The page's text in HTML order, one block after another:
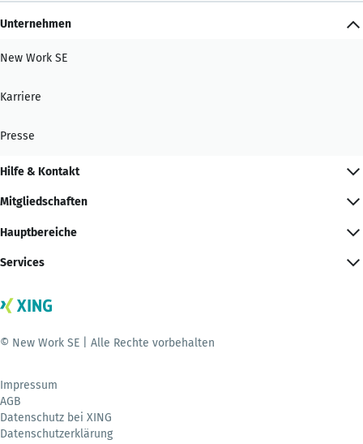
Unternehmen
New Work SE
Karriere
Presse
Hilfe & Kontakt
Mitgliedschaften
Hauptbereiche
Services
© New Work SE | Alle Rechte vorbehalten
Impressum
AGB
Datenschutz bei XING
Datenschutzerklärung